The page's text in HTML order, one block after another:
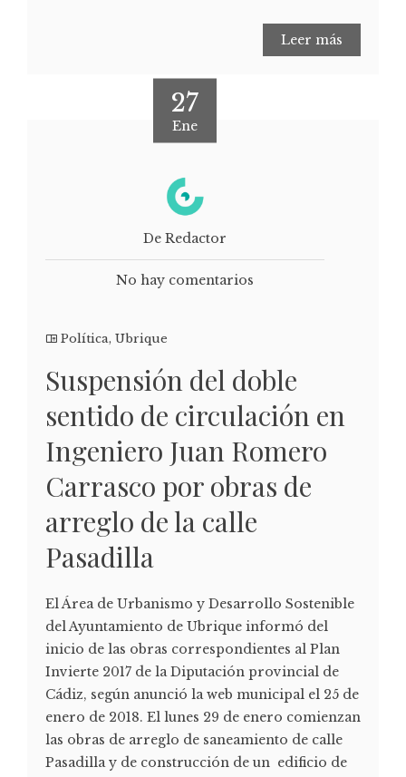
Leer más
27
Ene
De Redactor
No hay comentarios
Política, Ubrique
Suspensión del doble
sentido de circulación en
Ingeniero Juan Romero
Carrasco por obras de
arreglo de la calle
Pasadilla
El Área de Urbanismo y Desarrollo Sostenible
del Ayuntamiento de Ubrique informó del
inicio de las obras correspondientes al Plan
Invierte 2017 de la Diputación provincial de
Cádiz, según anunció la web municipal el 25 de
enero de 2018. El lunes 29 de enero comienzan
las obras de arreglo de saneamiento de calle
Pasadilla y de construcción de un edificio de